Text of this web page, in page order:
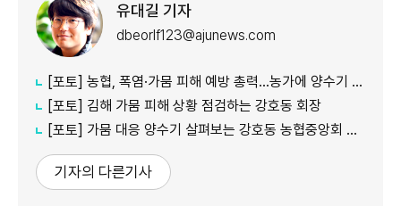
유대길 기자
dbeorlf123@ajunews.com
[포토] 농협, 폭염·가뭄 피해 예방 총력…농가에 양수기 지원
[포토] 김해 가뭄 피해 상황 점검하는 강호동 회장
[포토] 가뭄 대응 양수기 살펴보는 강호동 농협중앙회 회장
기자의 다른기사